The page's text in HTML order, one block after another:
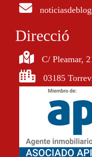
Direcció
C/ Pleamar,
03185